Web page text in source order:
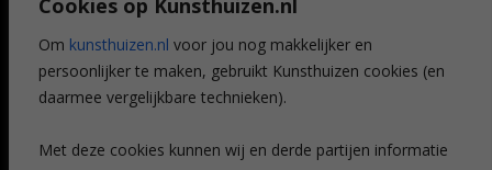
Cookies op Kunsthuizen.nl
Om kunsthuizen.nl voor jou nog makkelijker en
persoonlijker te maken, gebruikt Kunsthuizen cookies (en
daarmee vergelijkbare technieken).
Met deze cookies kunnen wij en derde partijen informatie
Voordelen
Veelgestelde vragen
CONTACT
Leiden